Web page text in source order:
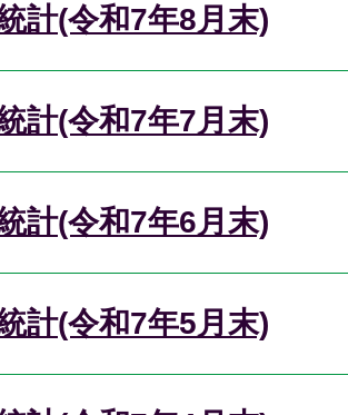
計(令和7年8月末)
計(令和7年7月末)
計(令和7年6月末)
計(令和7年5月末)